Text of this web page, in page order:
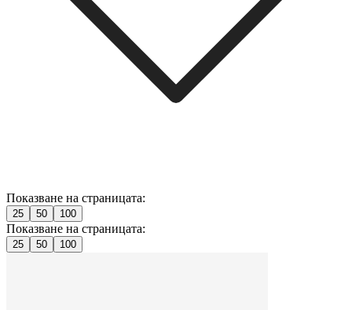
Показване на страницата:
25 50 100
Показване на страницата:
25 50 100